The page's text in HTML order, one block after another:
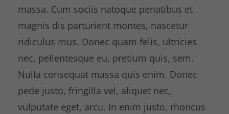
massa. Cum sociis natoque penatibus et
magnis dis parturient montes, nascetur
ridiculus mus. Donec quam felis, ultricies
nec, pellentesque eu, pretium quis, sem.
Nulla consequat massa quis enim. Donec
pede justo, fringilla vel, aliquet nec,
vulputate eget, arcu. In enim justo, rhoncus